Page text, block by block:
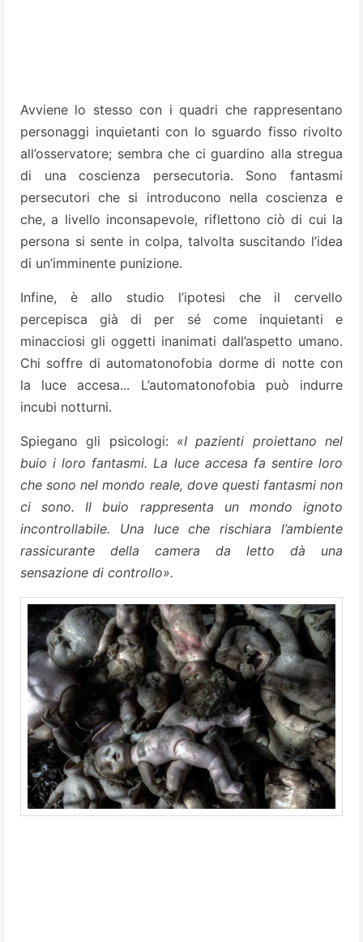
Avviene lo stesso con i quadri che rappresentano
personaggi inquietanti con lo sguardo fisso rivolto
all’osservatore; sembra che ci guardino alla stregua
di una coscienza persecutoria. Sono fantasmi
persecutori che si introducono nella coscienza e
che, a livello inconsapevole, riflettono ciò di cui la
persona si sente in colpa, talvolta suscitando l’idea
di un’imminente punizione.
Infine, è allo studio l’ipotesi che il cervello
percepisca già di per sé come inquietanti e
minacciosi gli oggetti inanimati dall’aspetto umano.
Chi soffre di automatonofobia dorme di notte con
la luce accesa... L’automatonofobia può indurre
incubi notturni.
Spiegano gli psicologi: «I pazienti proiettano nel
buio i loro fantasmi. La luce accesa fa sentire loro
che sono nel mondo reale, dove questi fantasmi non
ci sono. Il buio rappresenta un mondo ignoto
incontrollabile. Una luce che rischiara l’ambiente
rassicurante della camera da letto dà una
sensazione di controllo».